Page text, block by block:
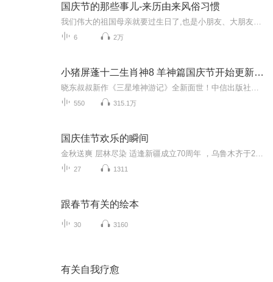
国庆节的那些事儿-来历由来风俗习惯
6 2万
小猪屏蓬十二生肖神8 羊神篇国庆节开始更新啦！
550 315.1万
国庆佳节欢乐的瞬间
27 1311
跟春节有关的绘本
30 3160
有关自我疗愈